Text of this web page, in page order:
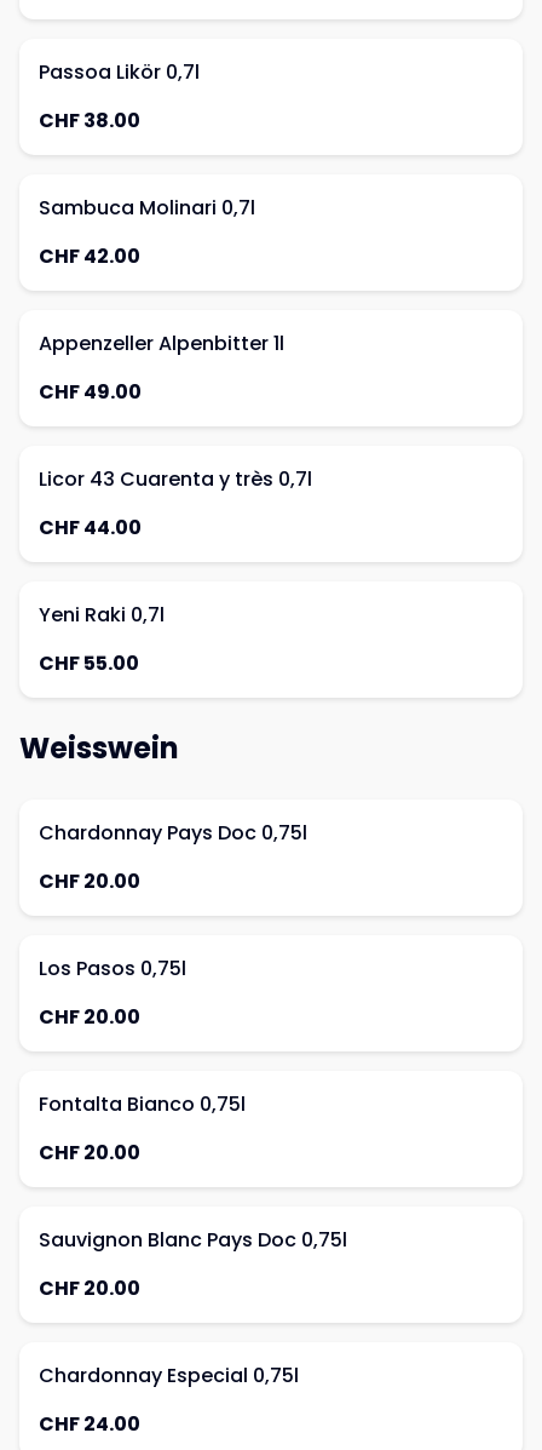
Passoa Likör 0,7l
CHF 38.00
Sambuca Molinari 0,7l
CHF 42.00
Appenzeller Alpenbitter 1l
CHF 49.00
Licor 43 Cuarenta y très 0,7l
CHF 44.00
Yeni Raki 0,7l
CHF 55.00
Weisswein
Chardonnay Pays Doc 0,75l
CHF 20.00
Los Pasos 0,75l
CHF 20.00
Fontalta Bianco 0,75l
CHF 20.00
Sauvignon Blanc Pays Doc 0,75l
CHF 20.00
Chardonnay Especial 0,75l
CHF 24.00